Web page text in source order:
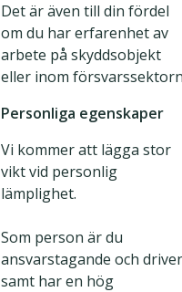
Det är även till din fördel
om du har erfarenhet av
arbete på skyddsobjekt
eller inom
Personliga egenskaper
Vi kommer att lägga stor
vikt vid personlig
lämplighet.
Som person är du
ansvarstagande och
samt har en hög